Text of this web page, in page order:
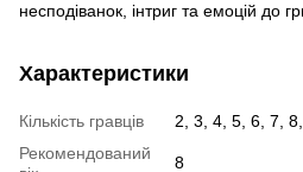
несподіванок, інтриг та емоцій до
Характеристики
Кількість гравців
2, 3, 4, 5, 6, 7,
Рекомендований
8